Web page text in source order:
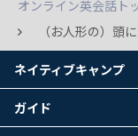
オンライン英会話ト
（お人形の）頭
ネイティブキャンプ
ガイド